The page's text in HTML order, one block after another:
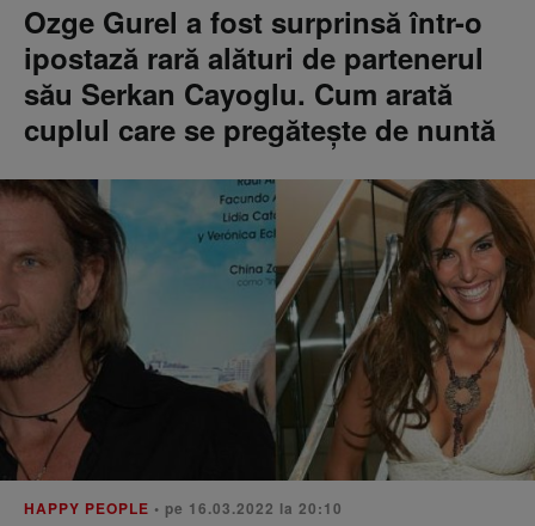
Ozge Gurel a fost surprinsă într-o
ipostază rară alături de partenerul
său Serkan Cayoglu. Cum arată
cuplul care se pregătește de nuntă
HAPPY PEOPLE • pe 16.03.2022 la 20:10